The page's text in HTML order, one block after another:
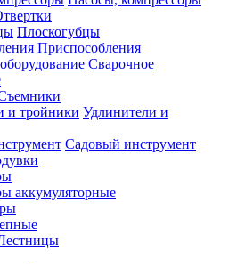
Плоскогубцы
Приспособления
Сварочное
Удлинители и
Садовый инструмент
аккумуляторные